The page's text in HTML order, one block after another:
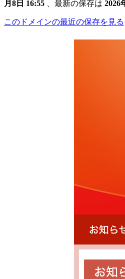
月8日 16:55
、最新の保存は 2026
このドメインの最近の保存を見る